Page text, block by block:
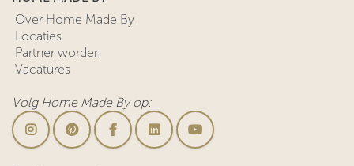
Over Home Made By
Locaties
Partner worden
Vacatures
Volg Home Made By op: